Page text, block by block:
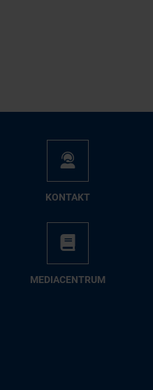
KON­TAKT
ME­DIA­CEN­TRUM